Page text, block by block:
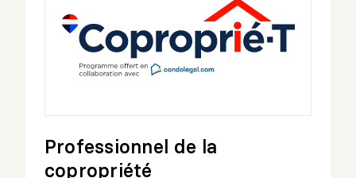
Professionnel de la
copropriété